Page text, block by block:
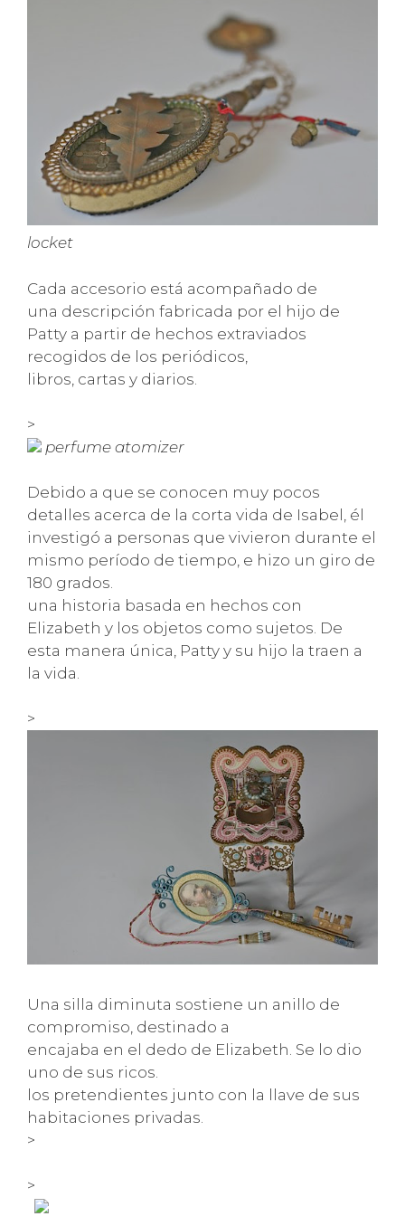
locket
Cada accesorio está acompañado de
una descripción fabricada por el hijo de
Patty a partir de hechos extraviados
recogidos de los periódicos,
libros, cartas y diarios.
>
perfume atomizer
Debido a que se conocen muy pocos
detalles acerca de la corta vida de Isabel, él
investigó a personas que vivieron durante el
mismo período de tiempo, e hizo un giro de
180 grados.
una historia basada en hechos con
Elizabeth y los objetos como sujetos. De
esta manera única, Patty y su hijo la traen a
la vida.
>
Una silla diminuta sostiene un anillo de
compromiso, destinado a
encajaba en el dedo de Elizabeth. Se lo dio
uno de sus ricos.
los pretendientes junto con la llave de sus
habitaciones privadas.
>
>